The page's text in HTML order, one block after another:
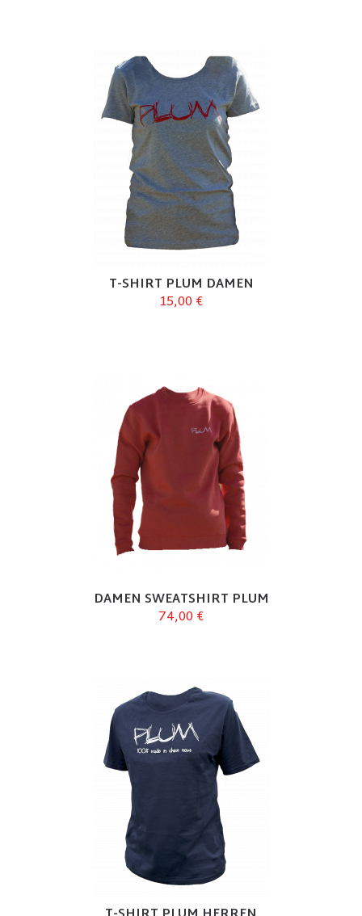
T-SHIRT PLUM DAMEN
15,00 €
DAMEN SWEATSHIRT PLUM
74,00 €